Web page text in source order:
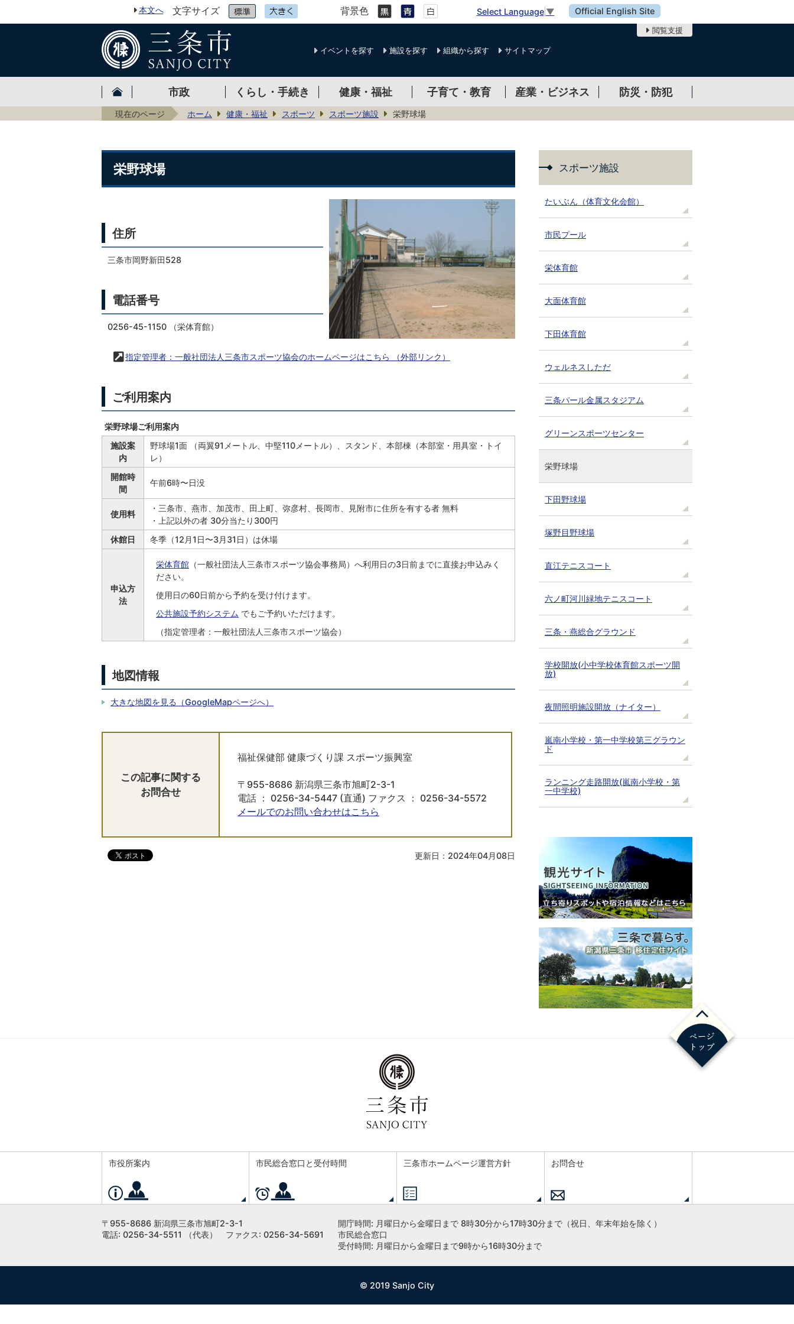
本文へ 文字サイズ 背景色 Select Language ▼ Official English Site
閲覧支援
イベントを探す 施設を探す 組織から探す サイトマップ
市政 くらし・手続き 健康・福祉 子育て・教育 産業・ビジネス 防災・防犯
現在のページ ホーム 健康・福祉 スポーツ スポーツ施設 栄野球場
栄野球場
住所
三条市岡野新田528
電話番号
0256-45-1150 （栄体育館）
指定管理者：一般社団法人三条市スポーツ協会のホームページはこちら （外部リンク）
ご利用案内
栄野球場ご利用案内
施設案
内
野球場1面 （両翼91メートル、中堅110メートル）、スタンド、本部棟（本部室・用具室・トイ
レ）
開館時
間
午前6時〜日没
使用料
・三条市、燕市、加茂市、田上町、弥彦村、長岡市、見附市に住所を有する者 無料
・上記以外の者 30分当たり300円
休館日
冬季（12月1日〜3月31日）は休場
申込方
法
栄体育館 （一般社団法人三条市スポーツ協会事務局）へ利用日の3日前までに直接お申込みく
ださい。
使用日の60日前から予約を受け付けます。
公共施設予約システム でもご予約いただけます。
（指定管理者：一般社団法人三条市スポーツ協会）
地図情報
大きな地図を見る（GoogleMapページへ）
この記事に関する
お問合せ
福祉保健部 健康づくり課 スポーツ振興室
〒955-8686 新潟県三条市旭町2-3-1
電話 ： 0256-34-5447 (直通) ファクス ： 0256-34-5572
メールでのお問い合わせはこちら
更新日：2024年04月08日
スポーツ施設
たいぶん（体育文化会館）
市民プール
栄体育館
大面体育館
下田体育館
ウェルネスしただ
三条パール金属スタジアム
グリーンスポーツセンター
栄野球場
下田野球場
塚野目野球場
直江テニスコート
六ノ町河川緑地テニスコート
三条・燕総合グラウンド
学校開放(小中学校体育館スポーツ開
放)
夜間照明施設開放（ナイター）
嵐南小学校・第一中学校第三グラウン
ド
ランニング走路開放(嵐南小学校・第
一中学校)
市役所案内 市民総合窓口と受付時間 三条市ホームページ運営方針 お問合せ
〒955-8686 新潟県三条市旭町2-3-1
電話: 0256-34-5511 （代表） ファクス: 0256-34-5691
開庁時間: 月曜日から金曜日まで 8時30分から17時30分まで （祝日、年末年始を除く）
市民総合窓口
受付時間: 月曜日から金曜日まで9時から16時30分まで
© 2019 Sanjo City